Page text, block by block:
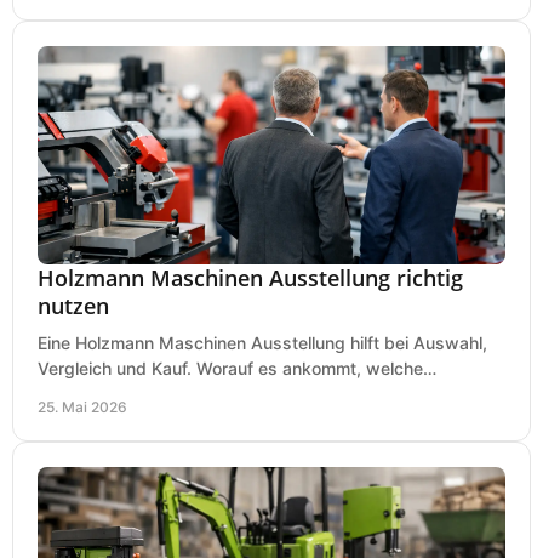
Holzmann Maschinen Ausstellung richtig
nutzen
Eine Holzmann Maschinen Ausstellung hilft bei Auswahl,
Vergleich und Kauf. Worauf es ankommt, welche
25. Mai 2026